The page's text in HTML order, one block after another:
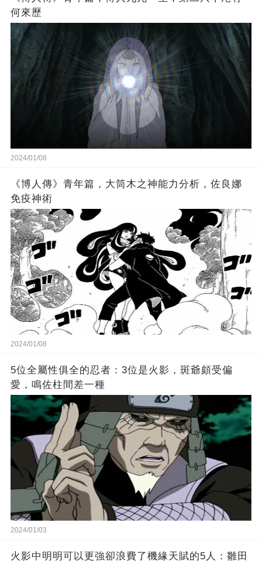
何來歷
2024/01/08
《博人傳》青年篇，大筒木之神能力分析，佐良娜
免疫神術
2024/01/08
5位全屬性俱全的忍者：3位是火影，斑爺頗受偏
愛，鳴佐柱間差一種
2024/01/03
火影中明明可以更強卻浪費了機緣天賦的5人：雛田